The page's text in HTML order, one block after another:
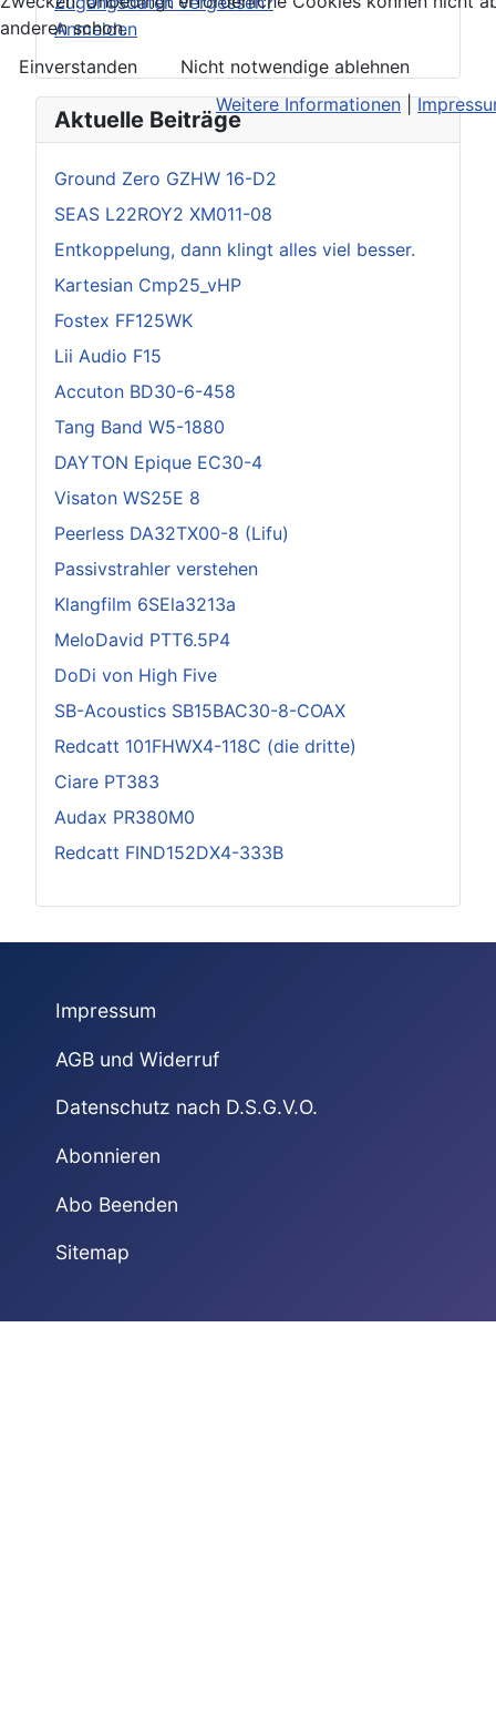
Anmelden
Aktuelle Beiträge
Ground Zero GZHW 16-D2
SEAS L22ROY2 XM011-08
Entkoppelung, dann klingt alles viel besser.
Kartesian Cmp25_vHP
Fostex FF125WK
Lii Audio F15
Accuton BD30-6-458
Tang Band W5-1880
DAYTON Epique EC30-4
Visaton WS25E 8
Peerless DA32TX00-8 (Lifu)
Passivstrahler verstehen
Klangfilm 6SEla3213a
MeloDavid PTT6.5P4
DoDi von High Five
SB-Acoustics SB15BAC30-8-COAX
Redcatt 101FHWX4-118C (die dritte)
Ciare PT383
Audax PR380M0
Redcatt FIND152DX4-333B
Impressum
AGB und Widerruf
Datenschutz nach D.S.G.V.O.
Abonnieren
Abo Beenden
Sitemap
anderen schon.
Einverstanden
Nicht notwendige ablehnen
Weitere Informationen|